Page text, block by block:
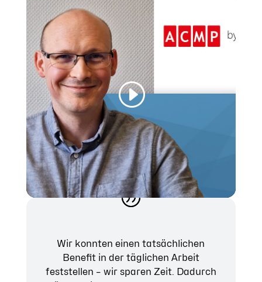
Wir konnten einen tatsächlichen
Benefit in der täglichen Arbeit
feststellen – wir sparen Zeit. Dadurch